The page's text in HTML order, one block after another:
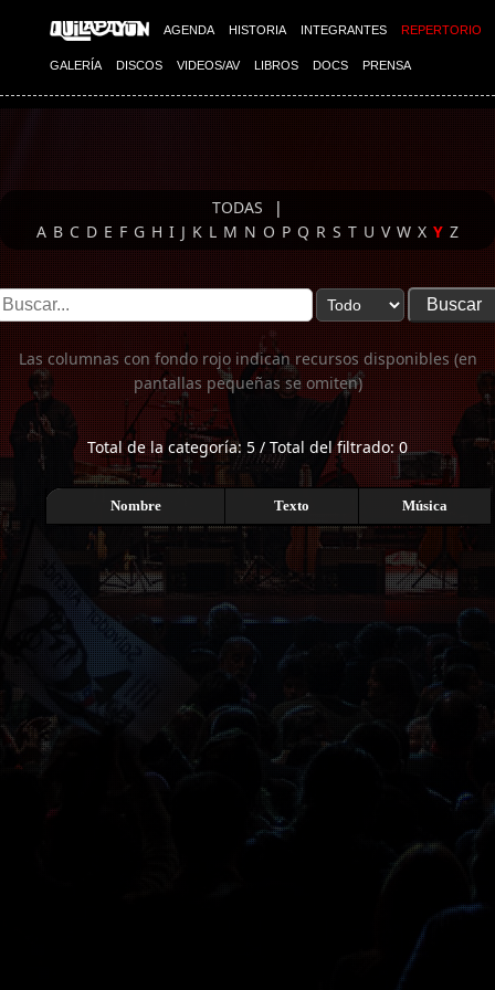
AGENDA HISTORIA INTEGRANTES REPERTORIO
GALERÍA DISCOS VIDEOS/AV LIBROS DOCS PRENSA
Imagen 01
TODAS
|
A B C D E F G H I J K L M N O P Q R S T U V W X Y Z
Las columnas con fondo rojo indican recursos disponibles (en
pantallas pequeñas se omiten)
Total de la categoría: 5 / Total del filtrado: 0
Nombre Texto Música